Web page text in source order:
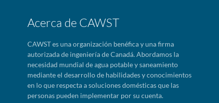
Acerca de CAWST
CAWST es una organización benéfica y una firma
autorizada de ingeniería de Canadá. Abordamos la
necesidad mundial de agua potable y saneamiento
mediante el desarrollo de habilidades y conocimientos
en lo que respecta a soluciones domésticas que las
personas pueden implementar por su cuenta.